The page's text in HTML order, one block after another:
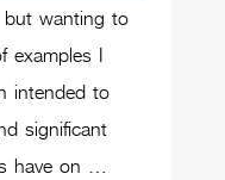
wanting to
examples I
intended to
significant
have on …